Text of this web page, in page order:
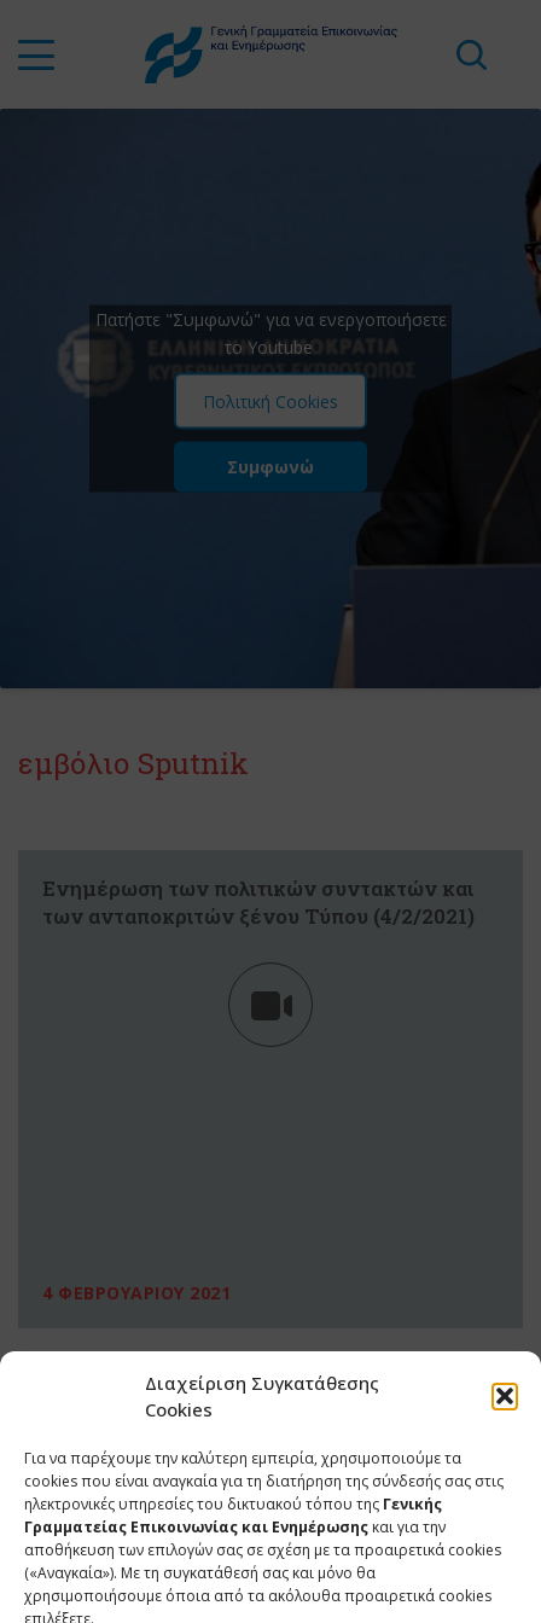
Διαχείριση Συγκατάθεσης
Cookies
Για να παρέχουμε την καλύτερη εμπειρία, χρησιμοποιούμε τα
cookies που είναι αναγκαία για τη διατήρηση της σύνδεσής σας στις
ηλεκτρονικές υπηρεσίες του δικτυακού τόπου της Γενικής
Γραμματείας Επικοινωνίας και Ενημέρωσης και για την
αποθήκευση των επιλογών σας σε σχέση με τα προαιρετικά cookies
(«Αναγκαία»). Με τη συγκατάθεσή σας και μόνο θα
χρησιμοποιήσουμε όποια από τα ακόλουθα προαιρετικά cookies
επιλέξετε.
Πατήστε "Συμφωνώ" για να ενεργοποιήσετε
το Youtube
Πολιτική Cookies
Συμφωνώ
εμβόλιο Sputnik
Eνημέρωση των πολιτικών συντακτών και
των ανταποκριτών ξένου Τύπου (4/2/2021)
4 ΦΕΒΡΟΥΑΡΙΟΥ 2021
ΕΠΙΚΟΙΝΩΝΙΑ